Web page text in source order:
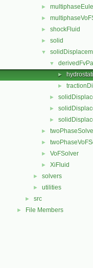
►
►
► shockFluid
► solid
▼
▼
►
►
►
►
►
►
►
► VoFSolver
► XiFluid
► solvers
► utilities
► src
► File Members